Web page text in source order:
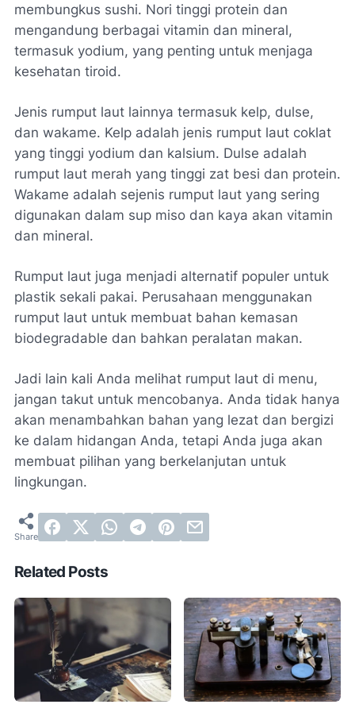
membungkus sushi. Nori tinggi protein dan
mengandung berbagai vitamin dan mineral,
termasuk yodium, yang penting untuk menjaga
kesehatan tiroid.
Jenis rumput laut lainnya termasuk kelp, dulse,
dan wakame. Kelp adalah jenis rumput laut coklat
yang tinggi yodium dan kalsium. Dulse adalah
rumput laut merah yang tinggi zat besi dan protein.
Wakame adalah sejenis rumput laut yang sering
digunakan dalam sup miso dan kaya akan vitamin
dan mineral.
Rumput laut juga menjadi alternatif populer untuk
plastik sekali pakai. Perusahaan menggunakan
rumput laut untuk membuat bahan kemasan
biodegradable dan bahkan peralatan makan.
Jadi lain kali Anda melihat rumput laut di menu,
jangan takut untuk mencobanya. Anda tidak hanya
akan menambahkan bahan yang lezat dan bergizi
ke dalam hidangan Anda, tetapi Anda juga akan
membuat pilihan yang berkelanjutan untuk
lingkungan.
Related Posts